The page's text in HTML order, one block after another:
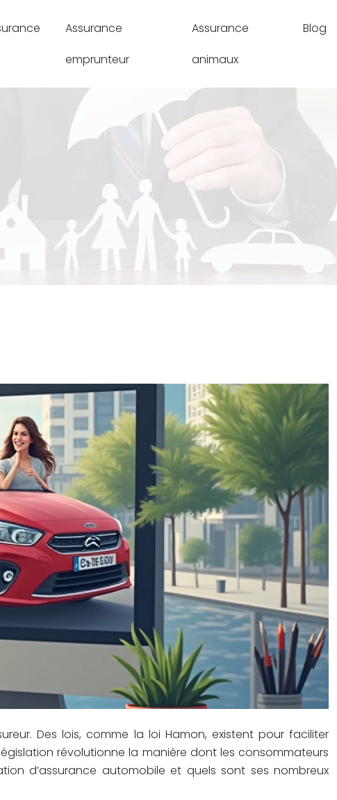
Assurance
emprunteur
Assurance
animaux
Blog
Des lois, comme la loi Hamon, existent pour faciliter
révolutionne la manière dont les consommateurs
d’assurance automobile et quels sont ses nombreux